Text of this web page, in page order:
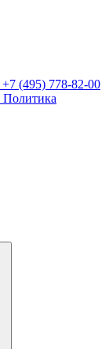
+7 (495) 778-82-00
Политика